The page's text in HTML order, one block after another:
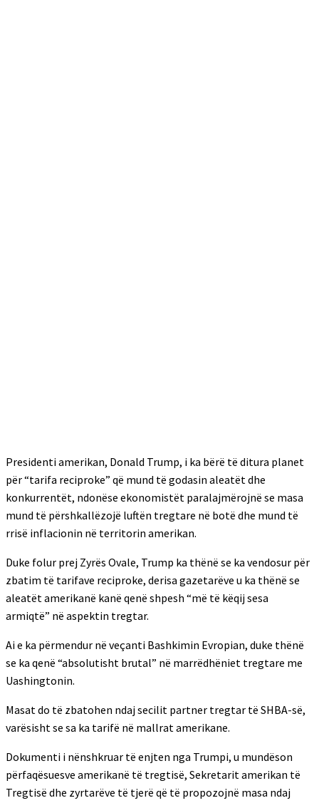
Presidenti amerikan, Donald Trump, i ka bërë të ditura planet
për “tarifa reciproke” që mund të godasin aleatët dhe
konkurrentët, ndonëse ekonomistët paralajmërojnë se masa
mund të përshkallëzojë luftën tregtare në botë dhe mund të
rrisë inflacionin në territorin amerikan.
Duke folur prej Zyrës Ovale, Trump ka thënë se ka vendosur për
zbatim të tarifave reciproke, derisa gazetarëve u ka thënë se
aleatët amerikanë kanë qenë shpesh “më të këqij sesa
armiqtë” në aspektin tregtar.
Ai e ka përmendur në veçanti Bashkimin Evropian, duke thënë
se ka qenë “absolutisht brutal” në marrëdhëniet tregtare me
Uashingtonin.
Masat do të zbatohen ndaj secilit partner tregtar të SHBA-së,
varësisht se sa ka tarifë në mallrat amerikane.
Dokumenti i nënshkruar të enjten nga Trumpi, u mundëson
përfaqësuesve amerikanë të tregtisë, Sekretarit amerikan të
Tregtisë dhe zyrtarëve të tjerë që të propozojnë masa ndaj